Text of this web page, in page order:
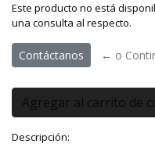
Este producto no está
una consulta al respecto.
Contáctanos ← o
Descripción: